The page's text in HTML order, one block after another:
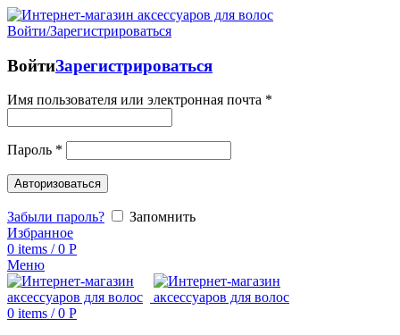
Войти/Зарегистрироваться
ВойтиЗарегистрироваться
Имя пользователя или электронная почта *
Пароль *
Авторизоваться
Забыли пароль?
Запомнить
Избранное
0 items / 0 Р
Меню
0 items / 0 Р